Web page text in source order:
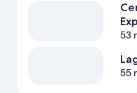
53
55